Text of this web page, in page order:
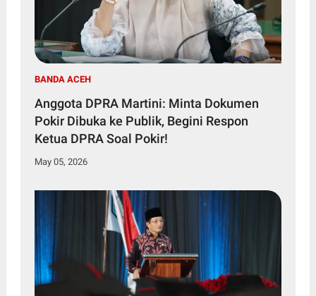
BANDA ACEH
Anggota DPRA Martini: Minta Dokumen
Pokir Dibuka ke Publik, Begini Respon
Ketua DPRA Soal Pokir!
May 05, 2026